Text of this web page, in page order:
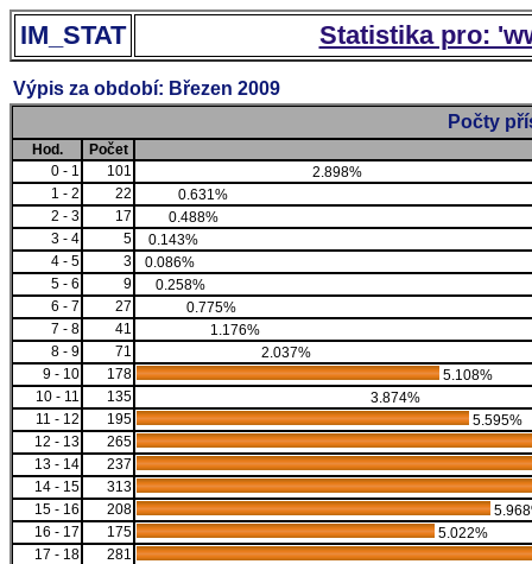
IM_STAT Statistika pro:
Výpis za období: Březen 2009
Počty
Hod.
Počet
0 - 1
101
2.898%
1 - 2
22
0.631%
2 - 3
17
0.488%
3 - 4
5
0.143%
4 - 5
3
0.086%
5 - 6
9
0.258%
6 - 7
27
0.775%
7 - 8
41
1.176%
8 - 9
71
2.037%
9 - 10
178
5.108%
10 - 11
135
3.874%
11 - 12
195
5.595%
12 - 13
265
13 - 14
237
14 - 15
313
15 - 16
208
16 - 17
175
5.022%
17 - 18
281